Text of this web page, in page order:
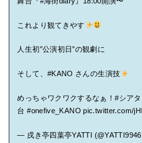
これより観てきやす
人生初”公演初日”の観劇に
そして、 #KANO さんの生演技
めっちゃワクワクするなぁ！#シア
台 #onefive_KANO pic.twitter.com/
— 戌き亭四葉亭YATTI